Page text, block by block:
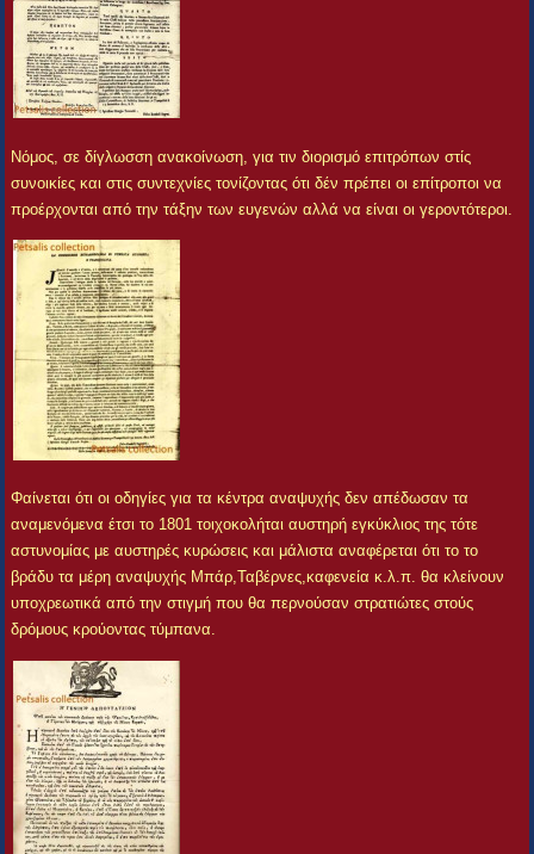
Νόμος, σε δίγλωσση ανακοίνωση, για τιν διορισμό επιτρόπων στίς
συνοικίες και στις συντεχνίες τονίζοντας ότι δέν πρέπει οι επίτροποι να
προέρχονται από την τάξην των ευγενών αλλά να είναι οι γεροντότεροι.
Φαίνεται ότι οι οδηγίες για τα κέντρα αναψυχής δεν απέδωσαν τα
αναμενόμενα έτσι το 1801 τοιχοκολήται αυστηρή εγκύκλιος της τότε
αστυνομίας με αυστηρές κυρώσεις και μάλιστα αναφέρεται ότι το το
βράδυ τα μέρη αναψυχής Μπάρ,Ταβέρνες,καφενεία κ.λ.π. θα κλείνουν
υποχρεωτικά από την στιγμή που θα περνούσαν στρατιώτες στούς
δρόμους κρούοντας τύμπανα.